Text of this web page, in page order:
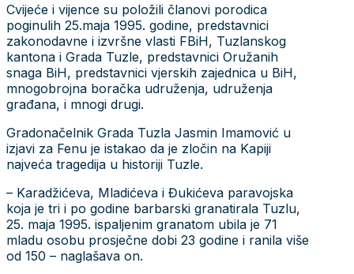
Cvijeće i vijence su položili članovi porodica
poginulih 25.maja 1995. godine, predstavnici
zakonodavne i izvršne vlasti FBiH, Tuzlanskog
kantona i Grada Tuzle, predstavnici Oružanih
snaga BiH, predstavnici vjerskih zajednica u BiH,
mnogobrojna boračka udruženja, udruženja
građana, i mnogi drugi.
Gradonačelnik Grada Tuzla Jasmin Imamović u
izjavi za Fenu je istakao da je zločin na Kapiji
najveća tragedija u historiji Tuzle.
– Karadžićeva, Mladićeva i Đukićeva paravojska
koja je tri i po godine barbarski granatirala Tuzlu,
25. maja 1995. ispaljenim granatom ubila je 71
mladu osobu prosječne dobi 23 godine i ranila više
od 150 – naglašava on.